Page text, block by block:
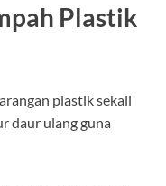
Plastik
plastik sekali
daur ulang guna